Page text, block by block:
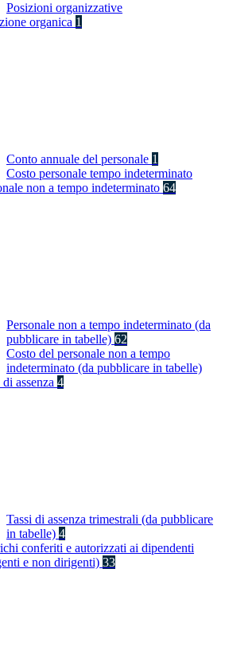
Posizioni organizzative
organica 1
Conto annuale del personale 1
Costo personale tempo indeterminato
non a tempo indeterminato 64
Personale non a tempo indeterminato (da
pubblicare in tabelle) 62
Costo del personale non a tempo
indeterminato (da pubblicare in tabelle)
di assenza 4
Tassi di assenza trimestrali (da pubblicare
in tabelle) 4
conferiti e autorizzati ai dipendenti
e non dirigenti) 33